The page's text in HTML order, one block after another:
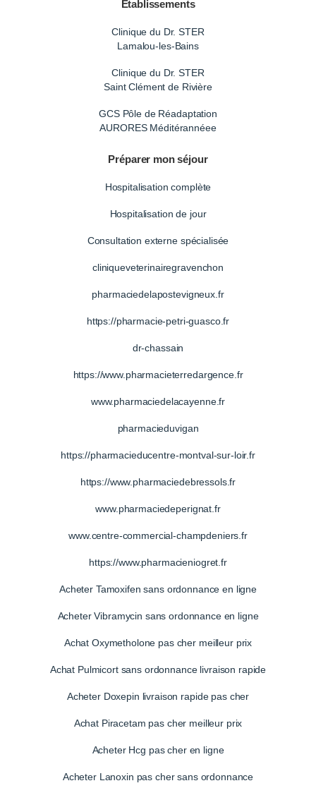
Etablissements
Clinique du Dr. STER
Lamalou-les-Bains
Clinique du Dr. STER
Saint Clément de Rivière
GCS Pôle de Réadaptation
AURORES Méditérannéee
Préparer mon séjour
Hospitalisation complète
Hospitalisation de jour
Consultation externe spécialisée
cliniqueveterinairegravenchon
pharmaciedelapostevigneux.fr
https://pharmacie-petri-guasco.fr
dr-chassain
https://www.pharmacieterredargence.fr
www.pharmaciedelacayenne.fr
pharmacieduvigan
https://pharmacieducentre-montval-sur-loir.fr
https://www.pharmaciedebressols.fr
www.pharmaciedeperignat.fr
www.centre-commercial-champdeniers.fr
https://www.pharmacieniogret.fr
Acheter Tamoxifen sans ordonnance en ligne
Acheter Vibramycin sans ordonnance en ligne
Achat Oxymetholone pas cher meilleur prix
Achat Pulmicort sans ordonnance livraison rapide
Acheter Doxepin livraison rapide pas cher
Achat Piracetam pas cher meilleur prix
Acheter Hcg pas cher en ligne
Acheter Lanoxin pas cher sans ordonnance